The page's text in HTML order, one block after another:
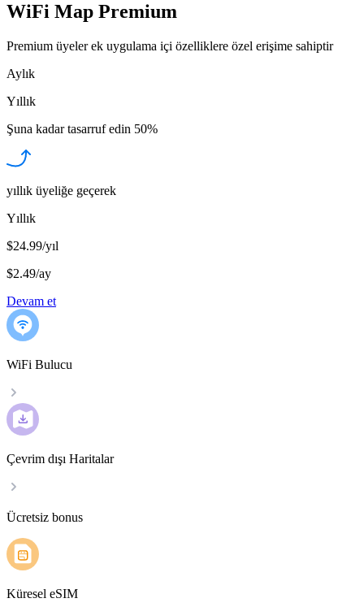
WiFi Map Premium
Premium üyeler ek uygulama içi özelliklere özel erişime sahiptir
Aylık
Yıllık
Şuna kadar tasarruf edin 50%
yıllık üyeliğe geçerek
Yıllık
$24.99/yıl
$2.49/ay
Devam et
WiFi Bulucu
Çevrim dışı Haritalar
Ücretsiz bonus
Küresel eSIM